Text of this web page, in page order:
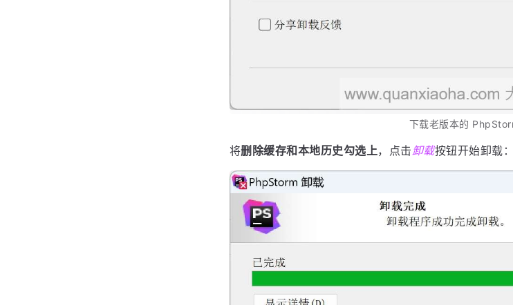
下载老版本的
将删除缓存和本地历史勾选上，点击卸载按钮开始卸载：